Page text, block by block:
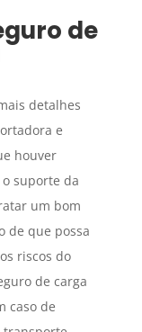
de
detalhes
e
houver
suporte da
um bom
de que possa
riscos do
de carga
caso de